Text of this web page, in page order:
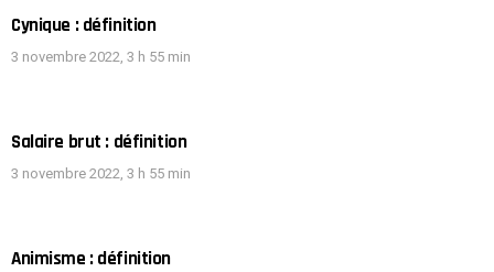
Cynique : définition
3 novembre 2022, 3 h 55 min
Salaire brut : définition
3 novembre 2022, 3 h 55 min
Animisme : définition